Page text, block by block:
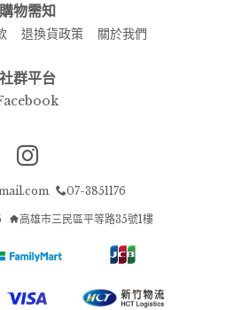
購物需知
退換貨政策 關於我們
社群平台
Instagram page
07-3851176
高雄市三民區平等路35號1樓